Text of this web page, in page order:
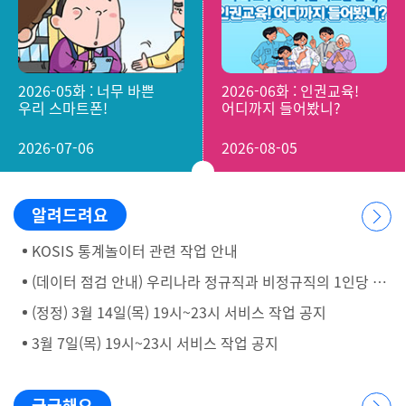
2026-05화 : 너무 바쁜
우리 스마트폰!
2026-07-06
2026-06화 : 인권교육!
어디까지 들어봤니?
2026-08-05
알려드려요
KOSIS 통계놀이터 관련 작업 안내
(데이터 점검 안내) 우리나라 정규직과 비정규직의 1인당 월 급여액
(정정) 3월 14일(목) 19시~23시 서비스 작업 공지
3월 7일(목) 19시~23시 서비스 작업 공지